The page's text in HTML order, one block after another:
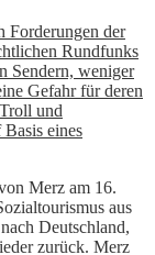
Forderungen der
Rundfunks
Sendern, weniger
Gefahr für deren
und
eines
Merz am 16.
aus
Deutschland,
zurück. Merz